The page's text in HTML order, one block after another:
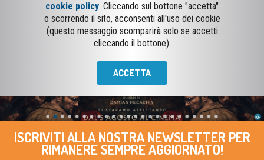
cookie policy. Cliccando sul bottone "accetta"
o scorrendo il sito, acconsenti all'uso dei cookie
(questo messaggio scomparirà solo se accetti
cliccando il bottone).
ACCETTA
ISCRIVITI ALLA NOSTRA NEWSLETTER PER
RIMANERE SEMPRE AGGIORNATO!